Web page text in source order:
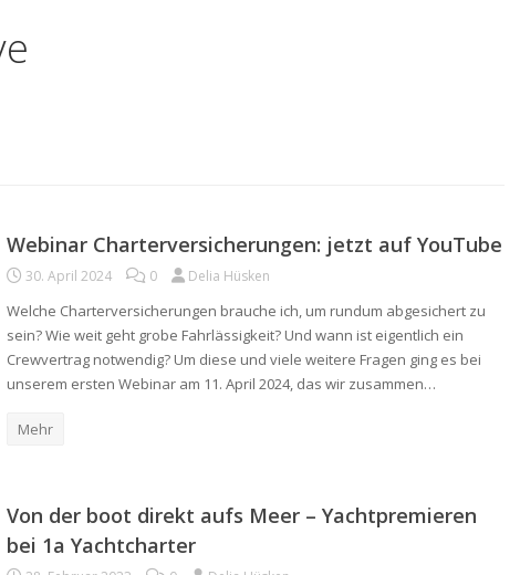
Webinar Charterversicherungen: jetzt auf YouTube
30. April 2024 0 Delia Hüsken
Welche Charterversicherungen brauche ich, um rundum abgesichert zu
sein? Wie weit geht grobe Fahrlässigkeit? Und wann ist eigentlich ein
Crewvertrag notwendig? Um diese und viele weitere Fragen ging es bei
unserem ersten Webinar am 11. April 2024, das wir zusammen…
Mehr
Von der boot direkt aufs Meer – Yachtpremieren
bei 1a Yachtcharter